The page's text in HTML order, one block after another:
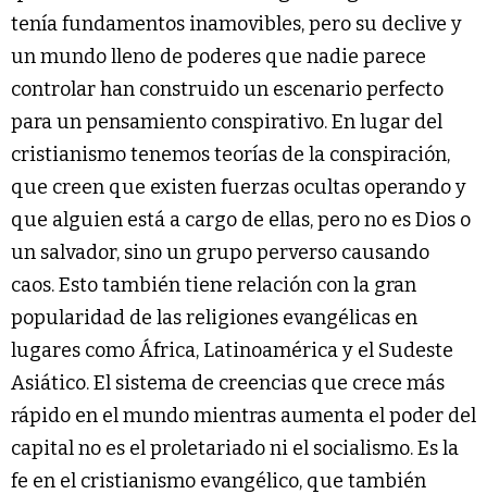
tenía fundamentos inamovibles, pero su declive y
un mundo lleno de poderes que nadie parece
controlar han construido un escenario perfecto
para un pensamiento conspirativo. En lugar del
cristianismo tenemos teorías de la conspiración,
que creen que existen fuerzas ocultas operando y
que alguien está a cargo de ellas, pero no es Dios o
un salvador, sino un grupo perverso causando
caos. Esto también tiene relación con la gran
popularidad de las religiones evangélicas en
lugares como África, Latinoamérica y el Sudeste
Asiático. El sistema de creencias que crece más
rápido en el mundo mientras aumenta el poder del
capital no es el proletariado ni el socialismo. Es la
fe en el cristianismo evangélico, que también